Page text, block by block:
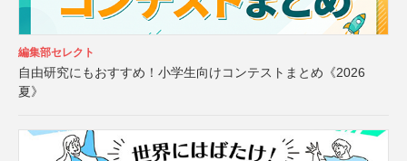
編集部セレクト
自由研究にもおすすめ！小学生向けコンテストまとめ《2026
夏》